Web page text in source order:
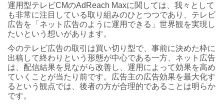
運用型テレビCMのAdReach Maxに関しては、我々として
も非常に注目している取り組みのひとつつであり、テレビ
広告を「ネット広告のように運用できる」世界観を実現し
たいという想いがあります。
今のテレビ広告の取引は買い切り型で、事前に決めた枠に
出稿して終わりという形態が中心である一方、ネット広告
は、配信結果を見ながら改善し、運用によって効果を高め
ていくことが当たり前です。広告主の広告効果を最大化す
るという観点では、後者の方が合理的であることは明らか
です。